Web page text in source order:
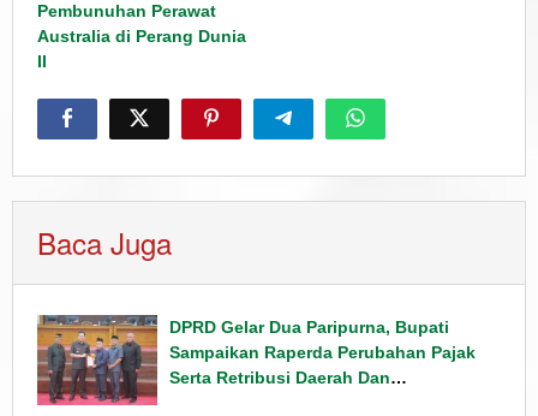
Pembunuhan Perawat
Australia di Perang Dunia
II
Baca Juga
DPRD Gelar Dua Paripurna, Bupati
Sampaikan Raperda Perubahan Pajak
Serta Retribusi Daerah Dan